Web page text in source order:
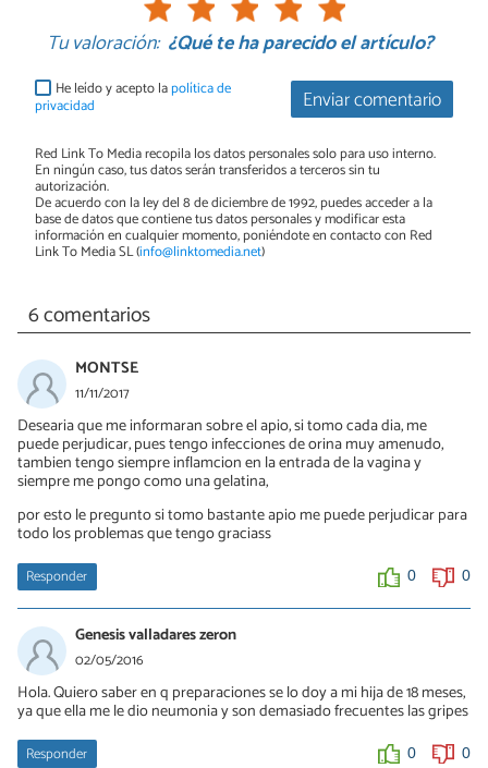
Tu valoración: ¿Qué te ha parecido el artículo?
Enviar comentario
He leído y acepto lapolítica de
privacidad
Red Link To Media recopila los datos personales solo para uso interno.
En ningún caso, tus datos serán transferidos a terceros sin tu
autorización.
De acuerdo con la ley del 8 de diciembre de 1992, puedes acceder a la
base de datos que contiene tus datos personales y modificar esta
información en cualquier momento, poniéndote en contacto con Red
Link To Media SL (info@linktomedia.net)
6 comentarios
MONTSE
11/11/2017
Desearia que me informaran sobre el apio, si tomo cada dia, me
puede perjudicar, pues tengo infecciones de orina muy amenudo,
tambien tengo siempre inflamcion en la entrada de la vagina y
siempre me pongo como una gelatina,
por esto le pregunto si tomo bastante apio me puede perjudicar para
todo los problemas que tengo graciass
Responder 0 0
Genesis valladares zeron
02/05/2016
Hola. Quiero saber en q preparaciones se lo doy a mi hija de 18 meses,
ya que ella me le dio neumonia y son demasiado frecuentes las gripes
Responder 0 0